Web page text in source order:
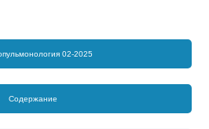
02-2025
Содержание